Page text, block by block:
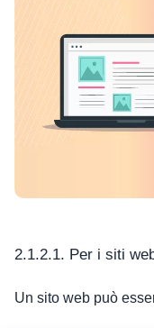
2.1.2.1. Per i siti
Un sito web può